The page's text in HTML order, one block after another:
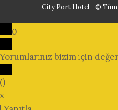
City Port Hotel - © Tüm
0
Yorumlarınız bizim için
()
x